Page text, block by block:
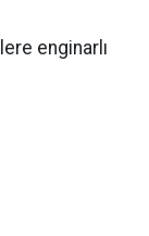
enginarlı